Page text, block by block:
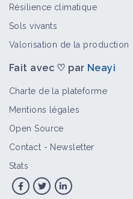
Résilience climatique
Sols vivants
Valorisation de la production
Fait avec ♡ par Neayi
Charte de la plateforme
Mentions légales
Open Source
Contact - Newsletter
Stats